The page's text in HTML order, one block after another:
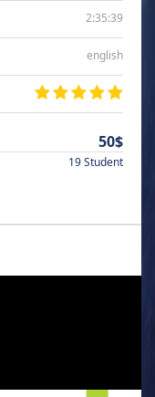
2:35:39
english
50$
19 Student